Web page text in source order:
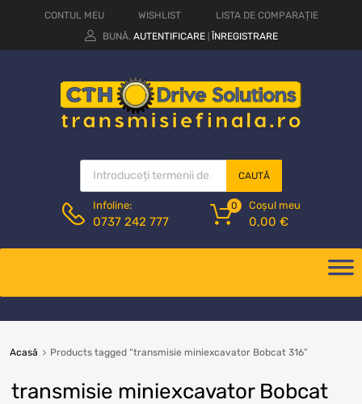
CONTUL MEU WISHLIST
LISTA DE COMPARAȚIE
BUNĂ. AUTENTIFICARE ÎNREGISTRARE
CAUTĂ
Infoline:
0737 242 777
Coșul meu
0,00 €
0
Acasă Products tagged “transmisie miniexcavator Bobcat 316”
transmisie miniexcavator Bobcat